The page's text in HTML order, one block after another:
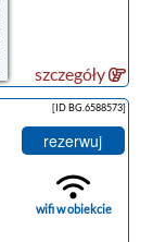
szczegóły
[ID BG.6588573]
rezerwuj
wifi w obiekcie